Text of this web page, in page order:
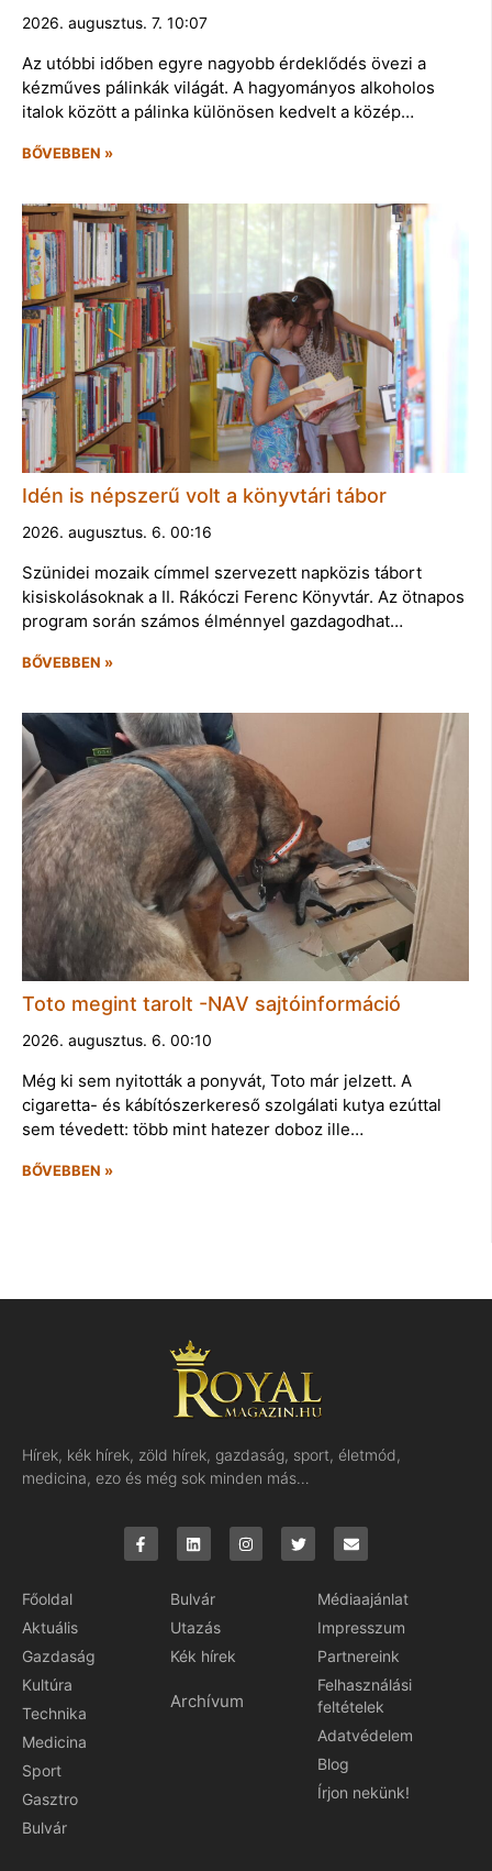
2026. augusztus. 7. 10:07
Az utóbbi időben egyre nagyobb érdeklődés övezi a
kézműves pálinkák világát. A hagyományos alkoholos
italok között a pálinka különösen kedvelt a közép…
BŐVEBBEN »
Idén is népszerű volt a könyvtári tábor
2026. augusztus. 6. 00:16
Szünidei mozaik címmel szervezett napközis tábort
kisiskolásoknak a II. Rákóczi Ferenc Könyvtár. Az ötnapos
program során számos élménnyel gazdagodhat…
BŐVEBBEN »
Toto megint tarolt -NAV sajtóinformáció
2026. augusztus. 6. 00:10
Még ki sem nyitották a ponyvát, Toto már jelzett. A
cigaretta- és kábítószerkereső szolgálati kutya ezúttal
sem tévedett: több mint hatezer doboz ille…
BŐVEBBEN »
Hírek, kék hírek, zöld hírek, gazdaság, sport, életmód,
medicina, ezo és még sok minden más…
Főoldal
Aktuális
Gazdaság
Kultúra
Technika
Medicina
Sport
Gasztro
Bulvár
Bulvár
Utazás
Kék hírek
Archívum
Médiaajánlat
Impresszum
Partnereink
Felhasználási
feltételek
Adatvédelem
Blog
Írjon nekünk!